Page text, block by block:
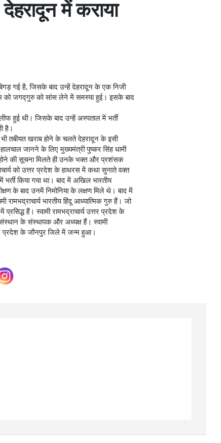
में कराया
बिगड़ गई है, जिसके बाद उन्हें देहरादून के एक निजी
को जगद्गुरु को सांस लेने में समस्या हुई। इसके बाद
हुई थी। जिसके बाद उन्हें अस्पताल में भर्ती
है।
भी तबीयत खराब होने के चलते देहरादून के इसी
जानने के लिए मुख्यमंत्री पुष्कर सिंह धामी
होने की सूचना मिलते ही उनके भक्त और प्रशंसक
को उत्तर प्रदेश के हाथरस में कथा सुनाते वक्त
किया गया था। बाद में अखिल भारतीय
के बाद उनमें निमोनिया के लक्षण मिले थे। बाद में
रामभद्राचार्य भारतीय हिंदू आध्यात्मिक गुरु हैं। जो
हैं। स्वामी रामभद्राचार्य उत्तर प्रदेश के
के संस्थापक और अध्यक्ष हैं। स्वामी
प्रदेश के जौनपुर जिले में जन्म हुआ।